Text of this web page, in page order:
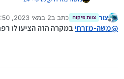
מנותק
צור צוות פיקוח כתב ב2 במאי 2023, 5:50
נערך לאחרונה על ידי
@משה-מזרחיבמקרה הזה הציעו לו